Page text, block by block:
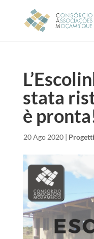
stata
è
20 Ago 2020|